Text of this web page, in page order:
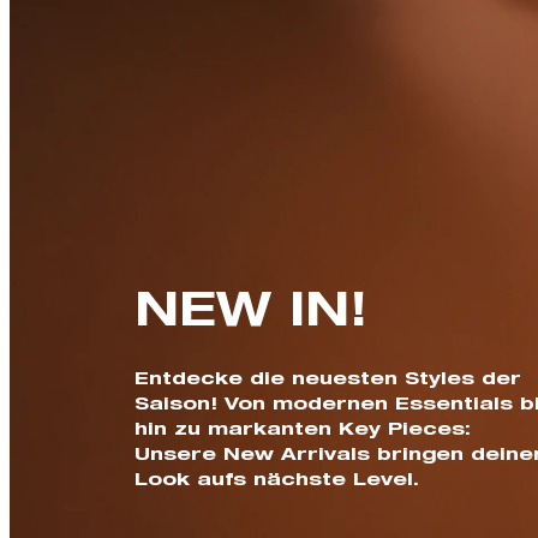
NEW IN!
Entdecke die neuesten Styles der
Saison! Von modernen Essentials
hin zu markanten Key Pieces:
Unsere New Arrivals bringen
Look aufs nächste Level.